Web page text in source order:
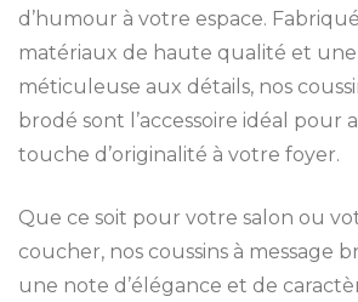
d’humour à votre espace.
matériaux de haute qualité et
méticuleuse aux détails, nos
brodé sont l’accessoire idéal pour
touche d’originalité à votre foyer.
Que ce soit pour votre salon ou
coucher, nos coussins à message
une note d’élégance et de